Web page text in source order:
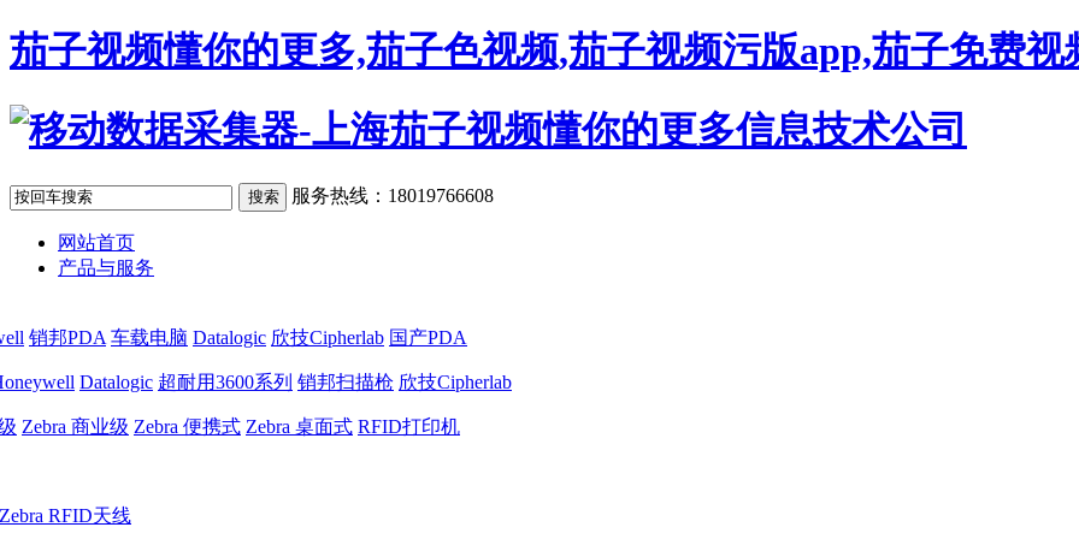
茄子视频懂你的更多,茄子色视频,茄子视频污版app,茄子免费视
服务热线：18019766608
网站首页
产品与服务
销邦PDA 车载电脑 Datalogic 欣技Cipherlab 国产PDA
Datalogic 超耐用3600系列 销邦扫描枪 欣技Cipherlab
Zebra 商业级 Zebra 便携式 Zebra 桌面式 RFID打印机
Zebra RFID天线